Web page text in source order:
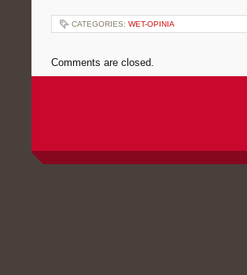
CATEGORIES: WET-OPINIA
Comments are closed.